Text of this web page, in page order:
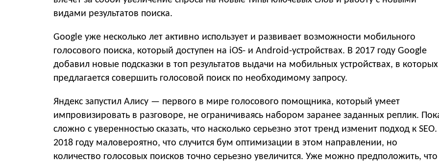
видами результатов поиска.
Google уже несколько лет активно использует и развивает возможности мобильного
голосового поиска, который доступен на iOS- и Android-устройствах. В 2017 году Google
добавил новые подсказки в топ результатов выдачи на мобильных устройствах, в которых
предлагается совершить голосовой поиск по необходимому запросу.
Яндекс запустил Алису — первого в мире голосового помощника, который умеет
импровизировать в разговоре, не ограничиваясь набором заранее заданных реплик.
сложно с уверенностью сказать, что насколько серьезно этот тренд изменит подход к
2018 году маловероятно, что случится бум оптимизации в этом направлении, но
количество голосовых поисков точно серьезно увеличится. Уже можно предположить, что